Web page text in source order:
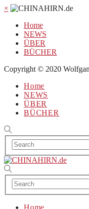
×
Home
NEWS
ÜBER
BÜCHER
Copyright © 2020
Home
NEWS
ÜBER
BÜCHER
Home